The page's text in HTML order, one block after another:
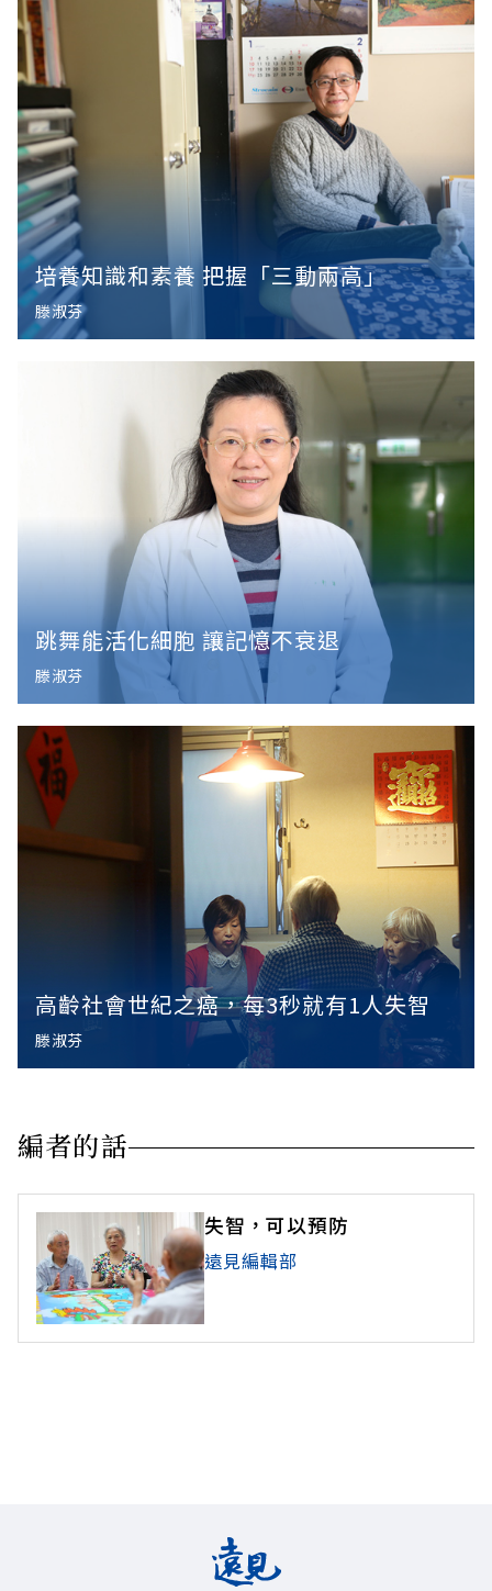
培養知識和素養 把握「三動兩高」
滕淑芬
跳舞能活化細胞 讓記憶不衰退
滕淑芬
高齡社會世紀之癌，每3秒就有1人失智
滕淑芬
編者的話
失智，可以預防
遠見編輯部